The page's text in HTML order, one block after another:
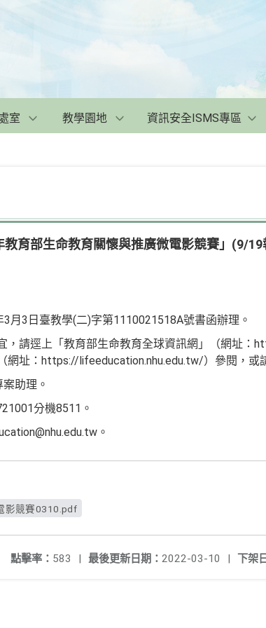
室 教學園地 資訊安全ISMS專區
教育部生命教育關懷與推廣微電影競賽」(9/19
月3日臺教學(二)字第1110021518A號書函辦理。
，請逕上「教育部生命教育全球資訊網」（網址
網址：https://lifeeducation.nhu.edu.tw/）參閱，或
助理。
分機8511。
。
影競賽0310.pdf
下架
最後更新日期： 2022-03-10 |
點擊率： 583 |